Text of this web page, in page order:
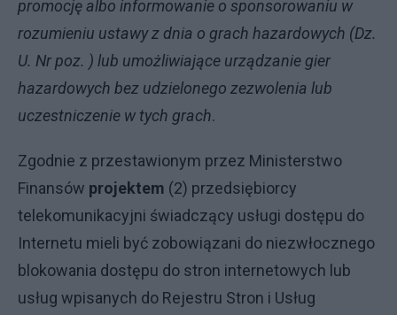
promocję albo informowanie o sponsorowaniu w
rozumieniu ustawy z dnia o grach hazardowych (Dz.
U. Nr poz. ) lub umożliwiające urządzanie gier
hazardowych bez udzielonego zezwolenia lub
uczestniczenie w tych grach.
Zgodnie z przestawionym przez Ministerstwo
Finansów projektem (2) przedsiębiorcy
telekomunikacyjni świadczący usługi dostępu do
Internetu mieli być zobowiązani do niezwłocznego
blokowania dostępu do stron internetowych lub
usług wpisanych do Rejestru Stron i Usług